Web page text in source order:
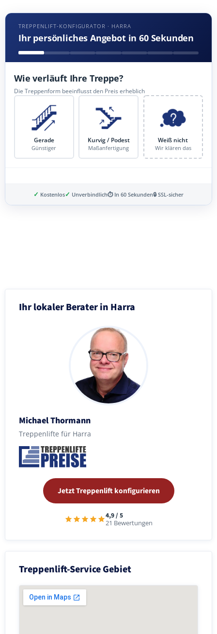
TREPPENLIFT-KONFIGURATOR · HARRA
Ihr persönliches Angebot in 60 Sekunden
Wie verläuft Ihre Treppe?
Die Treppenform beeinflusst den Preis erheblich
Gerade
Günstiger
Kurvig / Podest
Maßanfertigung
Weiß nicht
Wir klären das
✓ Kostenlos✓ Unverbindlich⏱ In 60 Sekunden🔒 SSL-sicher
Ihr lokaler Berater in Harra
Michael Thormann
Treppenlifte für Harra
Jetzt Treppenlift konfigurieren
4,9 / 5
21 Bewertungen
Treppenlift-Service Gebiet